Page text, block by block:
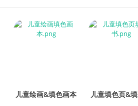
儿童绘画&填色画本 儿童填色页&